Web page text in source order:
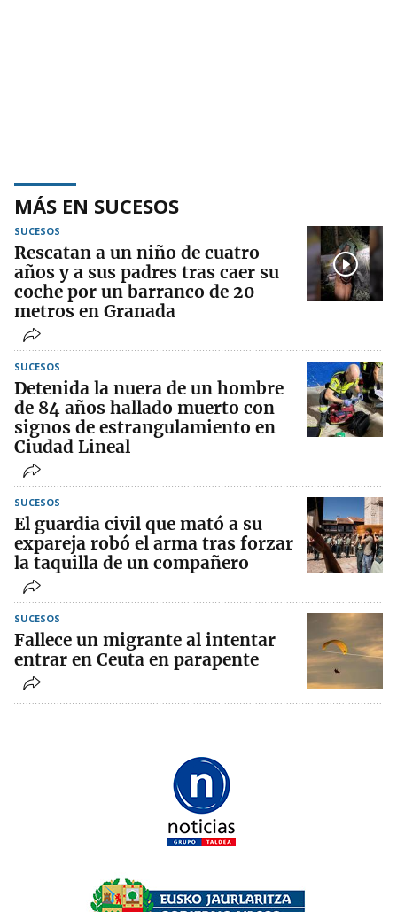
MÁS EN SUCESOS
SUCESOS
Rescatan a un niño de cuatro
años y a sus padres tras caer su
coche por un barranco de 20
metros en Granada
SUCESOS
Detenida la nuera de un hombre
de 84 años hallado muerto con
signos de estrangulamiento en
Ciudad Lineal
SUCESOS
El guardia civil que mató a su
expareja robó el arma tras forzar
la taquilla de un compañero
SUCESOS
Fallece un migrante al intentar
entrar en Ceuta en parapente